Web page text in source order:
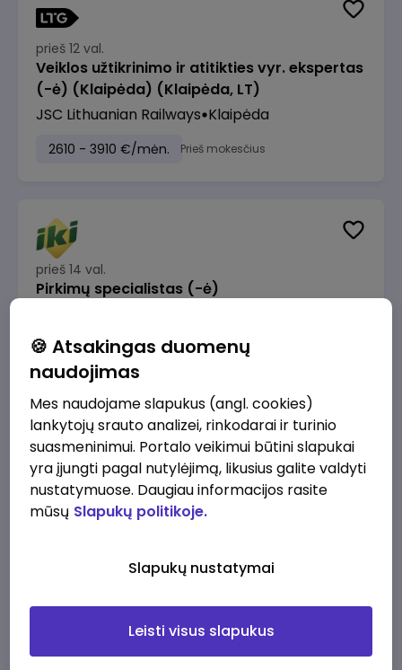
prieš 12 val.
Veiklos užtikrinimo ir atitikties vyr. ekspertas
(-ė) (Klaipėda) (Klaipėda, LT)
JSC Lithuanian Railways Klaipėda
2610 - 3910 €/mėn. Prieš mokesčius
prieš 14 val.
Pirkimų specialistas (-ė)
1600 - 1900 €/mėn. Prieš mokesčius
prieš 14 val.
IT sprendimų architektas (-ė) (Vilnius, LT)
JSC Lithuanian Railways
🍪 Atsakingas duomenų
naudojimas
Mes naudojame slapukus (angl. cookies)
lankytojų srauto analizei, rinkodarai ir turinio
suasmeninimui. Portalo veikimui būtini slapukai
yra įjungti pagal nutylėjimą, likusius galite valdyti
nustatymuose. Daugiau informacijos rasite
mūsų Slapukų politikoje.
Slapukų nustatymai
Leisti visus slapukus